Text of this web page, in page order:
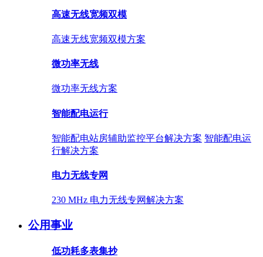
高速无线宽频双模
高速无线宽频双模方案
微功率无线
微功率无线方案
智能配电运行
智能配电站房辅助监控平台解决方案 智能配电运
行解决方案
电力无线专网
230 MHz 电力无线专网解决方案
公用事业
低功耗多表集抄